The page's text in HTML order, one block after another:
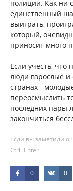
полиции. Как ни
единственный
выиграть,
который,
приносит много
Если учесть, что
люди взрослые и
странах -
переосмыслить
последних пары
закончиться
Если вы заметили
Ctrl+Enter
0 0